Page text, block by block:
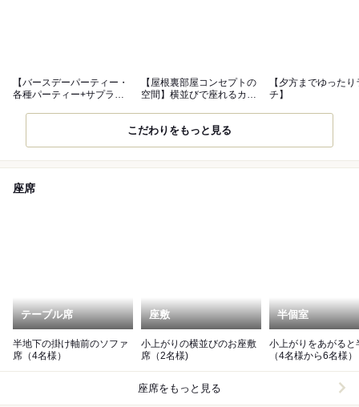
【バースデーパーティー・
各種パーティー+サプライ
【屋根裏部屋コンセプトの
空間】横並びで座れるカッ
【夕方までゆったり
チ】
こだわりをもっと見る
座席
テーブル席
半地下の掛け軸前のソファ
席（4名様）
座敷
小上がりの横並びのお座敷
席（2名様)
半個室
小上がりをあがると
（4名様から6名様）
座席をもっと見る